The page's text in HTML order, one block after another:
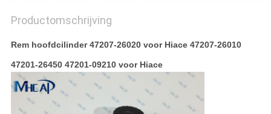
Productomschrijving
Rem hoofdcilinder 47207-26020 voor Hiace 47207-26010
47201-26450 47201-09210 voor Hiace